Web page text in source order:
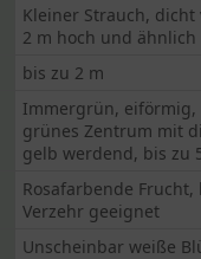
Kleiner Strauch,
2 m hoch und
bis zu 2 m
Immergrün, eiförmig,
grünes Zentrum mit
gelb werdend, bis zu
Rosafarbende
Verzehr geeignet
Unscheinbar weiße